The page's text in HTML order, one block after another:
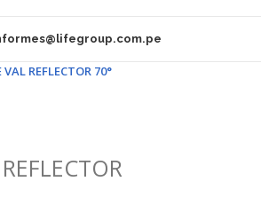
REFLECTOR 70°